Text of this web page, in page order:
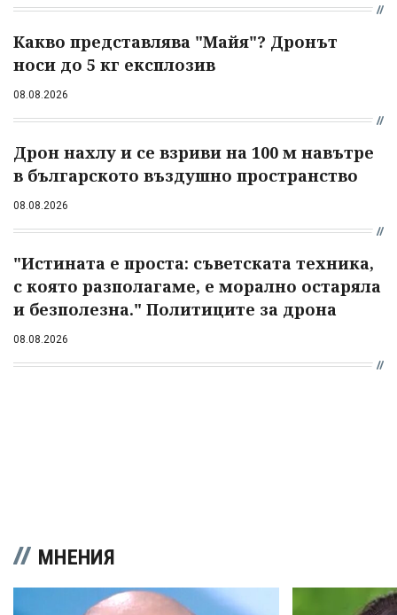
Какво представлява "Майя"? Дронът
носи до 5 кг експлозив
08.08.2026
Дрон нахлу и се взриви на 100 м навътре
в българското въздушно пространство
08.08.2026
"Истината е проста: съветската техника,
с която разполагаме, е морално остаряла
и безполезна." Политиците за дрона
08.08.2026
МНЕНИЯ